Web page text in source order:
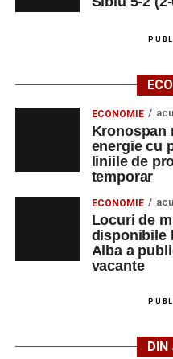
ECONOMIE
Kronospan
energie cu
liniile de
temporar
ECONOMIE
Locuri de
disponibile
Alba a
vacante
DIN